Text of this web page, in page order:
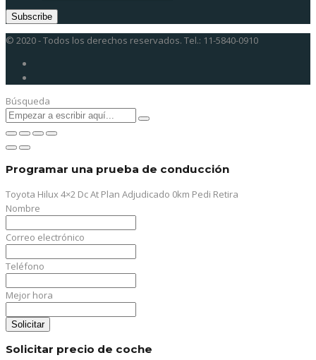
© 2020 - Todos los derechos reservados. Tel.: 11-5840-0910
Búsqueda
Programar una prueba de conducción
Toyota Hilux 4×2 Dc At Plan Adjudicado 0km Pedi Retira
Nombre
Correo electrónico
Teléfono
Mejor hora
Solicitar
Solicitar precio de coche